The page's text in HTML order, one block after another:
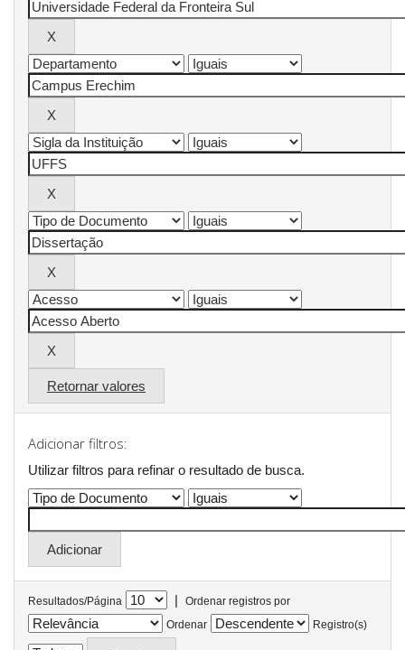
Retornar valores
Adicionar filtros:
Utilizar filtros para refinar o resultado de busca.
Resultados/Página |
Ordenar registros por
Ordenar
Registro(s)